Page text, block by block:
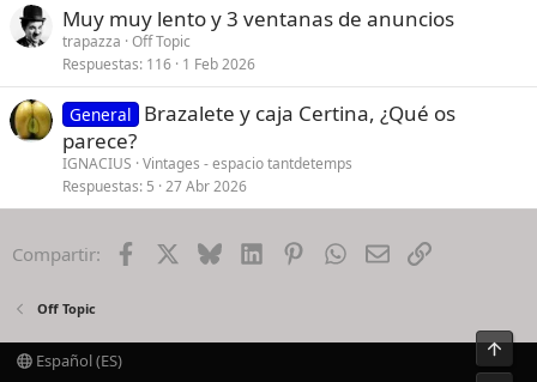
Muy muy lento y 3 ventanas de anuncios
trapazza Off Topic
Respuestas 116 1 Feb 2026
General
Brazalete y caja Certina, ¿Qué os
parece?
IGNACIUS Vintages - espacio tantdetemps
Respuestas 5 27 Abr 2026
Compartir: Facebook BlueskyLinkedInPinterestWhatsApp
EmailEnlace
Off Topic
Español (ES)